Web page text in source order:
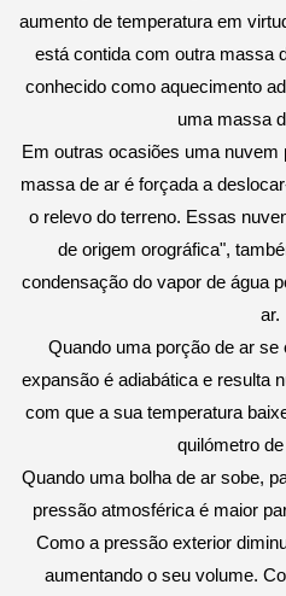
aumento de temperatura em
está contida com outra massa
conhecido como aquecimento
uma massa
Em outras ocasiões uma
massa de ar é forçada a
o relevo do terreno. Essas
de origem orográfica",
condensação do vapor de água
ar.
Quando uma porção de ar
expansão é adiabática e resulta
com que a sua temperatura
quilómetro
Quando uma bolha de ar sobe,
pressão atmosférica é maior
Como a pressão exterior
aumentando o seu volume.